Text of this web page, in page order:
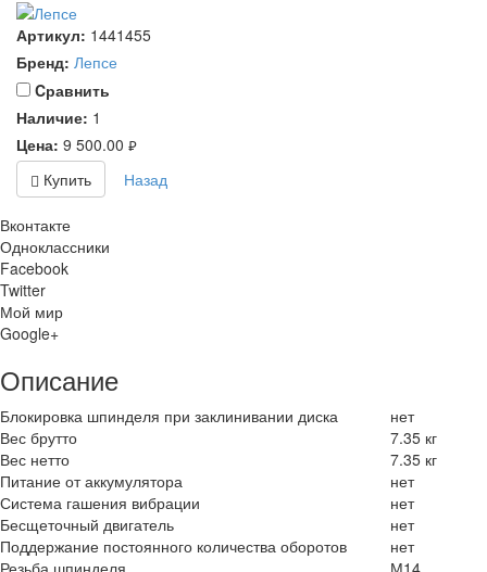
Артикул: 1441455
Бренд: Лепсе
Cравнить
Наличие: 1
Цена: 9 500.00 руб.
Купить Назад
Вконтакте
Одноклассники
Facebook
Twitter
Мой мир
Google+
Описание
Блокировка шпинделя при заклинивании диска нет
Вес брутто
7.35 кг
Вес нетто
7.35 кг
Питание от аккумулятора
нет
Система гашения вибрации
нет
Бесщеточный двигатель
нет
Поддержание постоянного количества оборотов
нет